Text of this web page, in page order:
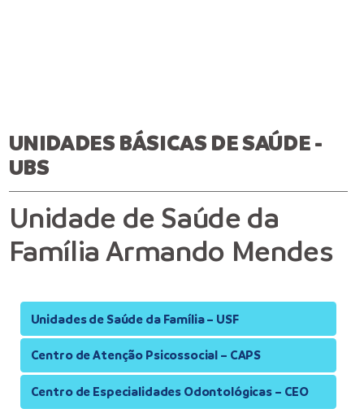
UNIDADES BÁSICAS DE SAÚDE -
UBS
Unidade de Saúde da
Família Armando Mendes
Unidades de Saúde da Família – USF
Centro de Atenção Psicossocial – CAPS
Centro de Especialidades Odontológicas – CEO